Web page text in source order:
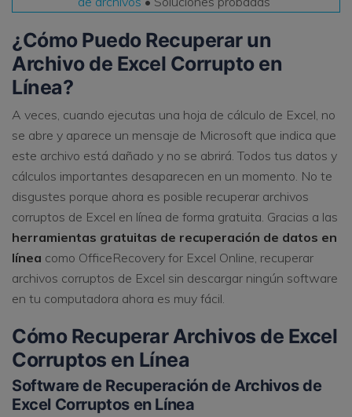
Otros Productos
Repairit - Reparar Datos
UBackit - Respaldar Datos
¿Cómo Puedo Recuperar un
Archivo de Excel Corrupto en
Línea?
A veces, cuando ejecutas una hoja de cálculo de Excel, no
se abre y aparece un mensaje de Microsoft que indica que
este archivo está dañado y no se abrirá. Todos tus datos y
cálculos importantes desaparecen en un momento. No te
disgustes porque ahora es posible recuperar archivos
corruptos de Excel en línea de forma gratuita. Gracias a las
herramientas gratuitas de recuperación de datos en
línea como OfficeRecovery for Excel Online, recuperar
archivos corruptos de Excel sin descargar ningún software
en tu computadora ahora es muy fácil.
Cómo Recuperar Archivos de Excel
Corruptos en Línea
Software de Recuperación de Archivos de
Excel Corruptos en Línea